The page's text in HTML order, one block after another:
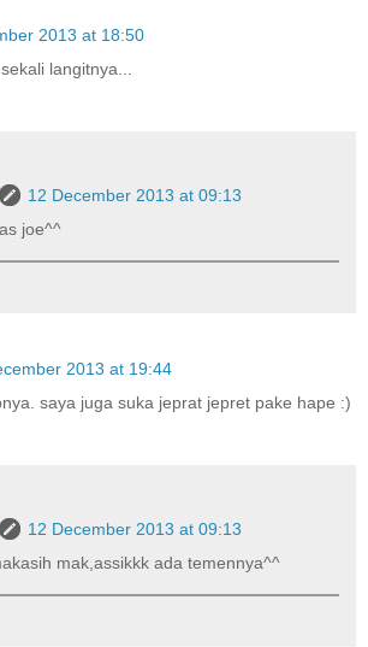
2013 at 18:50
langitnya...
12 December 2013 at 09:13
joe^^
2013 at 19:44
saya juga suka jeprat jepret pake hape :)
12 December 2013 at 09:13
mak,assikkk ada temennya^^